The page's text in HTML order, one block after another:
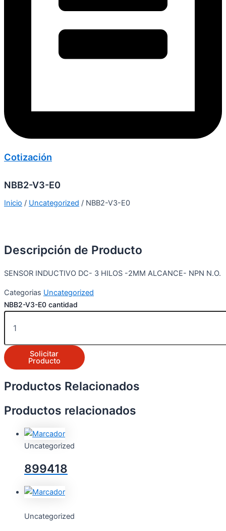
Cotización
NBB2-V3-E0
Inicio / Uncategorized / NBB2-V3-E0
Descripción de Producto
SENSOR INDUCTIVO DC- 3 HILOS -2MM ALCANCE- NPN N.O.
Categorias Uncategorized
NBB2-V3-E0 cantidad
Solicitar
Producto
Productos Relacionados
Productos relacionados
Uncategorized
899418
Uncategorized